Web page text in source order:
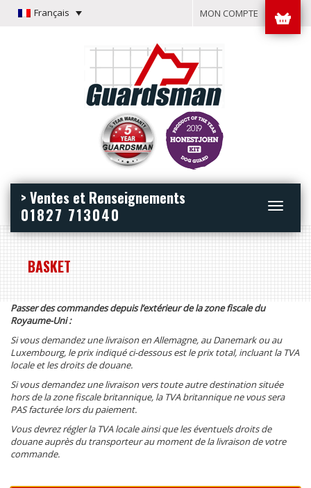
Français MON COMPTE
Toggle
> Ventes et Renseignements
01827 713040
BASKET
Passer des commandes depuis l’extérieur de la zone fiscale du
Royaume-Uni :
Si vous demandez une livraison en Allemagne, au Danemark ou au
Luxembourg, le prix indiqué ci-dessous est le prix total, incluant la TVA
locale et les droits de douane.
Si vous demandez une livraison vers toute autre destination située
hors de la zone fiscale britannique, la TVA britannique ne vous sera
PAS facturée lors du paiement.
Vous devrez régler la TVA locale ainsi que les éventuels droits de
douane auprès du transporteur au moment de la livraison de votre
commande.